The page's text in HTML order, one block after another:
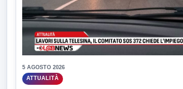
5 AGOSTO 2026
ATTUALITÀ